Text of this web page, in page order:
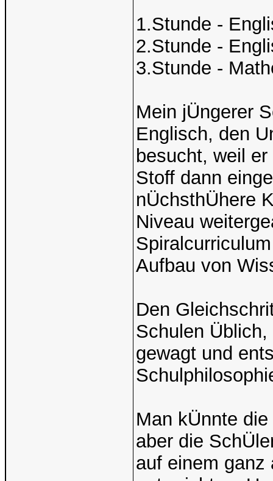
1.Stunde -
2.Stunde -
3.Stunde -
Mein jÜngerer
Englisch, den
besucht, weil
Stoff dann
nÜchsthÜhere
Niveau
Aufbau von
Den
Schulen
gewagt und
Man kÜnnte
aber die
auf einem ganz